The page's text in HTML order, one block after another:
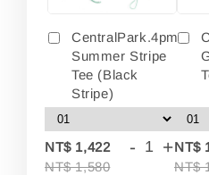
CentralPark.4pm
Summer Stripe
Tee (Black
Stripe)
NT$ 1,422
NT$ 1,580
- +NT$
NT$